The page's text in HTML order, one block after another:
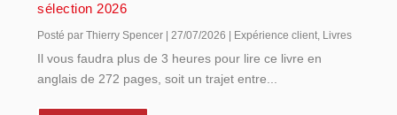
sélection 2026
Posté parThierry Spencer |27/07/2026 Expérience client, Livres
Il vous faudra plus de 3 heures pour lire ce livre en
anglais de 272 pages, soit un trajet entre...